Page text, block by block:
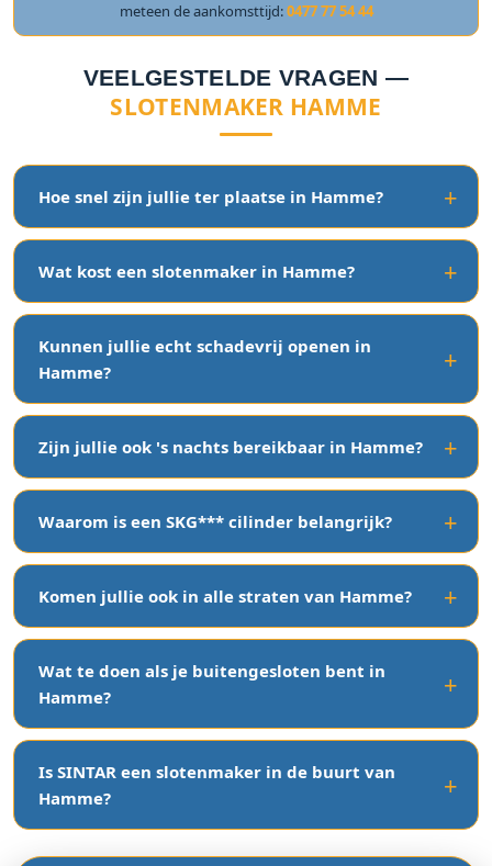
meteen de aankomsttijd:0477 77 54 44
VEELGESTELDE VRAGEN —
SLOTENMAKER HAMME
Hoe snel zijn jullie ter plaatse in Hamme?
Wat kost een slotenmaker in Hamme?
Kunnen jullie echt schadevrij openen in
Hamme?
Zijn jullie ook 's nachts bereikbaar in Hamme?
Waarom is een SKG*** cilinder belangrijk?
Komen jullie ook in alle straten van Hamme?
Wat te doen als je buitengesloten bent in
Hamme?
Is SINTAR een slotenmaker in de buurt van
Hamme?